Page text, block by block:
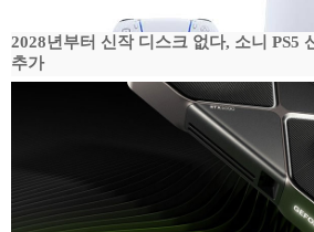
2028년부터 신작 디스크 없다, 소니 PS5
추가